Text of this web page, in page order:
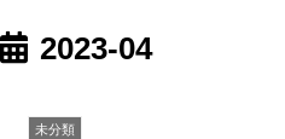
2023-04
未分類